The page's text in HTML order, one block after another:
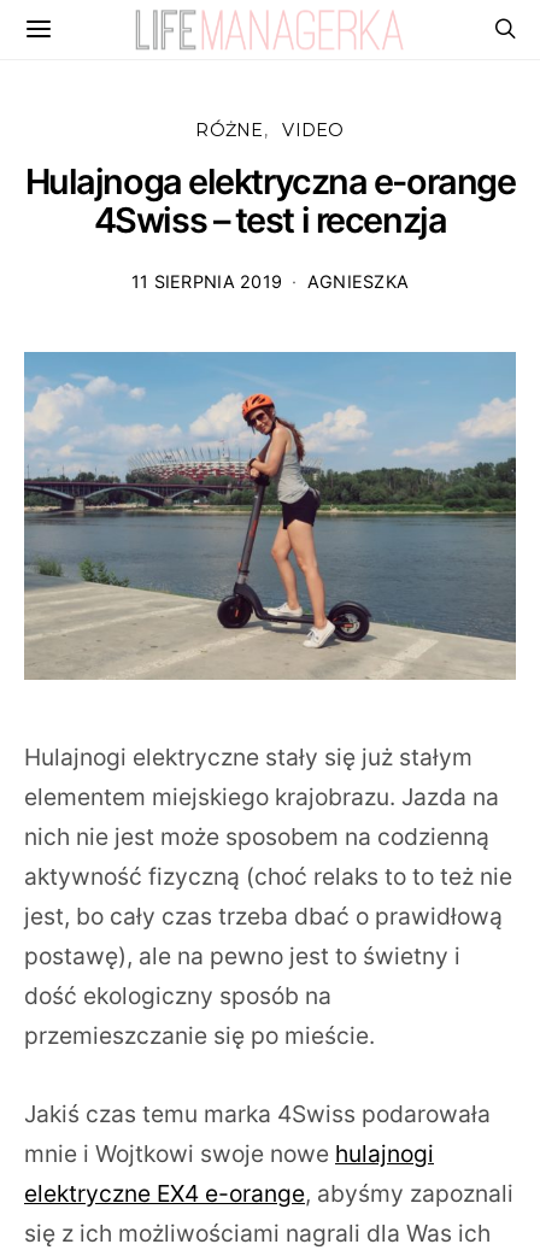
RÓŻNE VIDEO
Hulajnoga elektryczna e-orange
4Swiss – test i recenzja
11 SIERPNIA 2019 AGNIESZKA
Hulajnogi elektryczne stały się już stałym
elementem miejskiego krajobrazu. Jazda na
nich nie jest może sposobem na codzienną
aktywność fizyczną (choć relaks to to też nie
jest, bo cały czas trzeba dbać o prawidłową
postawę), ale na pewno jest to świetny i
dość ekologiczny sposób na
przemieszczanie się po mieście.
Jakiś czas temu marka 4Swiss podarowała
mnie i Wojtkowi swoje nowe hulajnogi
elektryczne EX4 e-orange, abyśmy zapoznali
się z ich możliwościami nagrali dla Was ich